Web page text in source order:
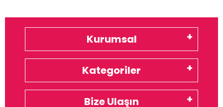
Kurumsal
Kategoriler
Bize Ulaşın